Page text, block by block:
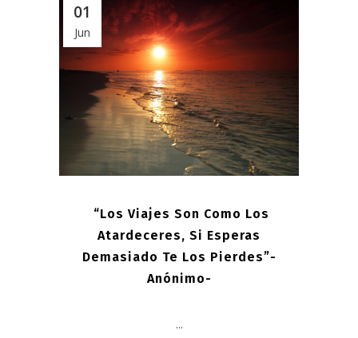
01
Jun
“Los Viajes Son Como Los
Atardeceres, Si Esperas
Demasiado Te Los Pierdes”-
Anónimo-
...